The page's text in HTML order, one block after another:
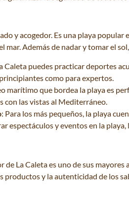
y acogedor. Es una playa
Además de nadar y tomar el
Caleta puedes practicar deportes
como para expertos.
marítimo que bordea la playa es
con las vistas al Mediterráneo.
: Para los más pequeños, la playa
espectáculos y eventos en la
La Caleta es uno de sus mayores
productos y la autenticidad de los